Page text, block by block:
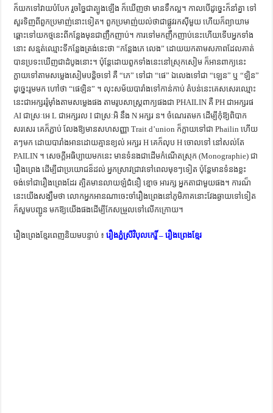
ក៏យកទៅវាយបំបែក រួចច្នៃជាត្បូងឡើង ក៏ឃើញថា មានទឹកល្អ។ កាលបើដូច្នេះក៏នាំគ្នា ទៅ
សួរទិញពីពួកប្រមាញ់នោះទៀត។ ពួកប្រមាញ់យល់ថាជាផ្លូវរកស៊ីមួយ ហើយក៏ព្យាយាម
ឆ្ពោះទៅយកថ្មនេះពីកន្លែងមុនជាញឹកញាប់។ ការទៅមកញឹកញាប់នេះហើយទើបអ្នកទាំង
នោះ សន្មត់ឈ្មោះទីកន្លែងត្រង់នេះថា “កន្លែងភេ លេង” ដោយយកតាមសភាពដែលគាត់
បានប្រទះឃើញជាដំបូងនោះ។ ប៉ុនែ្ដដោយពួកទាំងនេះនៅស្រុកសៀម ក៏អានពាក្យនេះ
ក្លាយទៅតាមសម្លេងសៀមបន្ដិចទៅ គឺ “ភេ” ទៅជា “ផេ” ឯលេងទៅជា “ឡេន” ឬ “ឡិន”
ដូច្នេះរូមមក ហៅថា “ផេឡិន” ។ លុះសម័យបារាំងទៅកាន់កាប់ តំបន់នេះគេសសេរឈ្មោះ
នេះជាអក្សររ៉ូម៉ាំងតាមសម្លេងផង តាមរូបសាស្រ្ដពាក្យផងជា PHAILIN គឺ PH ជាអក្សរផ
AI ជាស្រៈអេ L ជាអក្សរល I ជាស្រៈអិ នឹង N អក្សរ ន។ ចំណេរតមក ដើម្បីកុំឱ្យពិបាក
សរសេរ គេក៏ភ្ជាប់ លែងឱ្យមានសហសញ្ញា Trait d’union ក៏ក្លាយទៅជា Phailin ហើយ
តៗមក ដោយបារាំងអានដោយគ្មានខ្យល់ អក្សរ H គេក៏លុប H ចោលទៅ នៅសល់តែ
PAILIN ។ សេចក្ដីអធិប្បាយមកនេះ មានទំនងជាដើមកំណើតស្រុក (Monographie) ជា
រឿងព្រេង ដើម្បីជាប្រយោជន៏ដល់ អ្នកស្រាវជ្រាវទៅពេលមុខៗទៀត ប៉ុនែ្ដមានទំនងខ្លះ
ចង់ទៅជារឿងព្រេងដែរ ត្បិតមានលាយឡំជំនឿ ខ្មោច អារក្ស អ្នកតាជាមួយផង។ ការណ៏
នេះយើងសង្ឃឹមថា លោកអ្នកអានណាចេះចាំរឿងព្រេងនៅភូមិភាគនោះវែងឆ្ងាយទៅទៀត
ក៏សួមបញ្ជូន មកឱ្យយើងផងដើម្បីកែសម្រួលទៅលើកក្រោយ។
រឿងព្រេងខ្មែរពេញនិយមបន្ទាប់ ៖រឿងភ្នំស្រីវិបុលកេរ្តិ៍ – រឿងព្រេងខ្មែរ